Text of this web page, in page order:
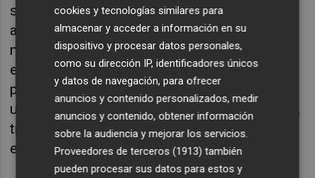
sanitarias no determinen las condiciones de
acceso para la celebración del Gran Premio,
no se podrá establecer el aforo definitivo del
evento. Por este motivo, los aficionados solo
podrán confirmar su reserva y elegir su
ubicación definitiva a partir del 21 de octubre,
tres semanas antes de la celebración del
evento.
cookies y tecnologías similares para
almacenar y acceder a información en su
dispositivo y procesar datos personales,
como su dirección IP, identificadores únicos
y datos de navegación, para ofrecer
anuncios y contenido personalizados, medir
anuncios y contenido, obtener información
sobre la audiencia y mejorar los servicios.
Proveedores de terceros (1913) también
pueden procesar sus datos para estos y